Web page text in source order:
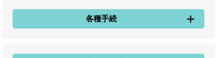
各種手続